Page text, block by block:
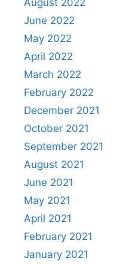
June 2022
May 2022
April 2022
March 2022
February 2022
December 2021
October 2021
September 2021
August 2021
June 2021
May 2021
April 2021
February 2021
January 2021